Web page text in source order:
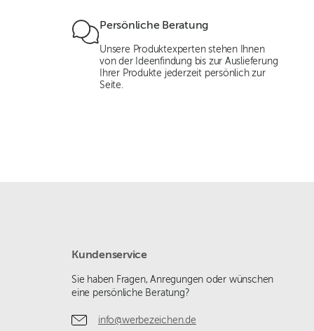
Persönliche Beratung
Unsere Produktexperten stehen Ihnen
von der Ideenfindung bis zur Auslieferung
Ihrer Produkte jederzeit persönlich zur
Seite.
Kundenservice
Sie haben Fragen, Anregungen oder wünschen
eine persönliche Beratung?
info@werbezeichen.de